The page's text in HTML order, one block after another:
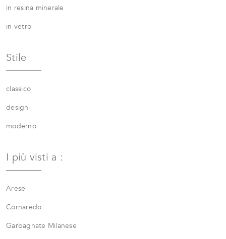
in resina minerale
in vetro
Stile
classico
design
moderno
I più visti a :
Arese
Cornaredo
Garbagnate Milanese